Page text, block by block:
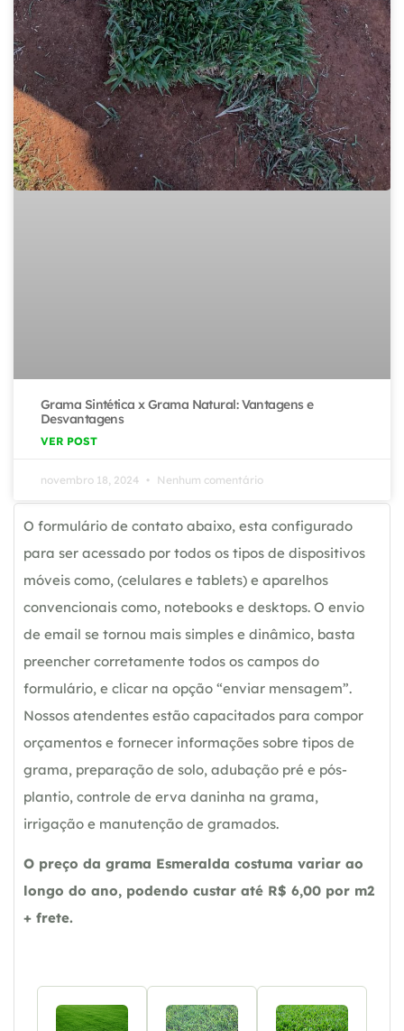
Grama Sintética x Grama Natural: Vantagens e
Desvantagens
VER POST
novembro 18, 2024 Nenhum comentário
O formulário de contato abaixo, esta configurado
para ser acessado por todos os tipos de dispositivos
móveis como, (celulares e tablets) e aparelhos
convencionais como, notebooks e desktops. O envio
de email se tornou mais simples e dinâmico, basta
preencher corretamente todos os campos do
formulário, e clicar na opção “enviar mensagem”.
Nossos atendentes estão capacitados para compor
orçamentos e fornecer informações sobre tipos de
grama, preparação de solo, adubação pré e pós-
plantio, controle de erva daninha na grama,
irrigação e manutenção de gramados.
O preço da grama Esmeralda costuma variar ao
longo do ano, podendo custar até R$ 6,00 por m2
+ frete.